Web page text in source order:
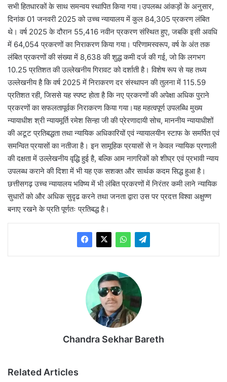
सभी हितधारकों के साथ समन्वय स्थापित किया गया।उपलब्ध आंकड़ों के अनुसार,
दिनांक 01 जनवरी 2025 को उच्च न्यायालय में कुल 84,305 प्रकरण लंबित
थे। वर्ष 2025 के दौरान 55,416 नवीन प्रकरण संस्थित हुए, जबकि इसी अवधि
में 64,054 प्रकरणों का निराकरण किया गया। परिणामस्वरूप, वर्ष के अंत तक
लंबित प्रकरणों की संख्या में 8,638 की शुद्ध कमी दर्ज की गई, जो कि लगभग
10.25 प्रतिशत की उल्लेखनीय गिरावट को दर्शाती है। विशेष रूप से यह तथ्य
उल्लेखनीय है कि वर्ष 2025 में निराकरण दर संस्थापन की तुलना में 115.59
प्रतिशत रही, जिससे यह स्पष्ट होता है कि नए प्रकरणों की अपेक्षा अधिक पुराने
प्रकरणों का सफलतापूर्वक निराकरण किया गया।यह महत्वपूर्ण उपलब्धि मुख्य
न्यायाधीश श्री न्यायमूर्ति रमेश सिन्हा जी की प्रेरणादायी सोच, माननीय न्यायाधीशों
की अटूट प्रतिबद्धता तथा न्यायिक अधिकारियों एवं न्यायालयीन स्टाफ के समर्पित एवं
समन्वित प्रयासों का नतीजा है। इन सामूहिक प्रयासों से न केवल न्यायिक प्रणाली
की दक्षता में उल्लेखनीय वृद्धि हुई है, बल्कि आम नागरिकों को शीघ्र एवं प्रभावी न्याय
उपलब्ध कराने की दिशा में भी यह एक सशक्त और सार्थक कदम सिद्ध हुआ है।
छत्तीसगढ़ उच्च न्यायालय भविष्य में भी लंबित प्रकरणों में निरंतर कमी लाने न्यायिक
सुधारों को और अधिक सुदृढ करने तथा जनता द्वारा उस पर प्रदत्त विश्वा अक्षुण्ण
बनाए रखने के प्रति पूर्णतः प्रतिबद्ध है।
Chandra Sekhar Bareth
Related Articles